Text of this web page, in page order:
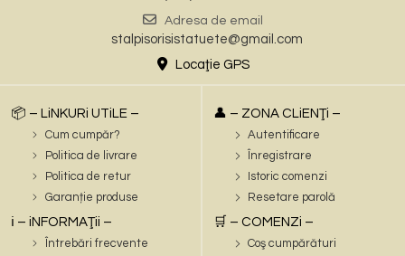
Adresa de email
stalpisorisistatuete@gmail.com
Locaţie GPS
📦 – LiNKURi UTiLE –
Cum cumpăr?
Politica de livrare
Politica de retur
Garanție produse
ℹ️ – iNFORMAŢii –
Întrebări frecvente
👤 – ZONA CLiENŢi –
Autentificare
Înregistrare
Istoric comenzi
Resetare parolă
🛒 – COMENZi –
Coş cumpărături